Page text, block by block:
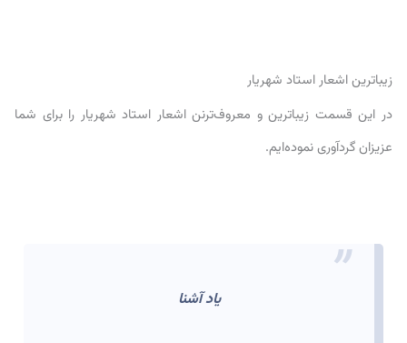
زیباترین اشعار استاد شهریار
در این قسمت زیباترین و معروف‌ترنن اشعار استاد شهریار را برای شما
عزیزان گردآوری نموده‌ایم.
یاد آشنا